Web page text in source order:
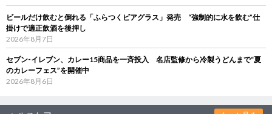
ビールだけ飲むと倒れる「ふらつくビアグラス」発売 “強制的に水を飲む”仕
掛けで適正飲酒を後押し
2026年8月7日
セブン‐イレブン、カレー15商品を一斉投入 名店監修から冷製うどんまで“夏
のカレーフェス”を開催中
2026年8月6日